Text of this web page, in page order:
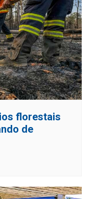
florestais
de